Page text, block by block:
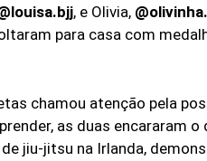
, e Olivia,
para casa com
chamou atenção pela
as duas encararam
jiu-jitsu na Irlanda,